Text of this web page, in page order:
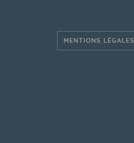
MENTIONS LÉGALES